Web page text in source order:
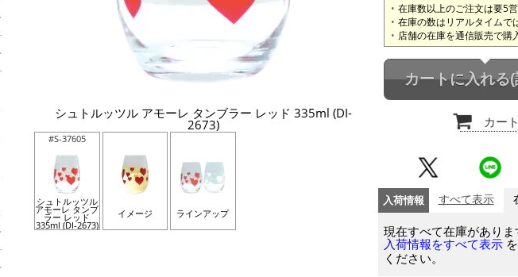
シュトルッツル アモーレ タンブラー レッド 335ml (DI-
2673)
#S-37605
シュトルッツル
アモーレ タンブ
ラー レッド
335ml (DI-2673)
イメージ ラインアップ
在庫数以上のご注文は要5
在庫の数はリアルタイムで
店舗の在庫を通信販売で購
カートに入れる(
カー
入荷情報 すべて表示
現在すべて在庫がありま
入荷情報をすべて表示
ください。